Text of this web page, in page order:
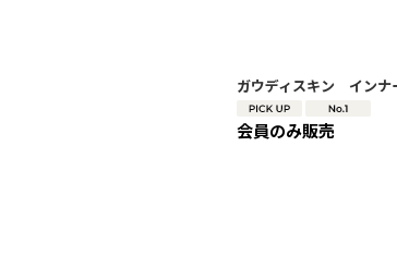
ガウディスキン イン
会員のみ販売